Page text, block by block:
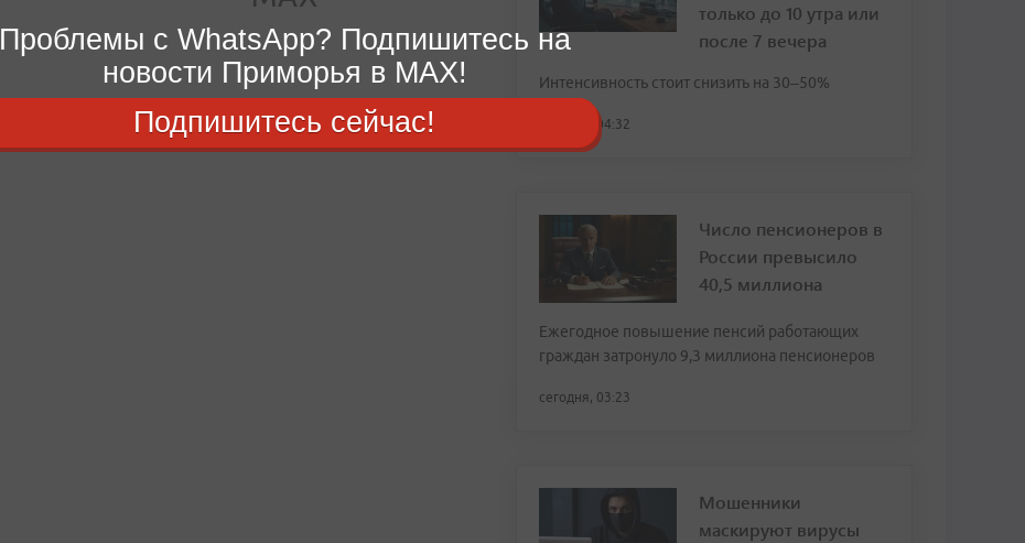
только до 10 утра или
после 7 вечера
Интенсивность стоит снизить на 30–50%
сегодня, 04:32
Число пенсионеров в
России превысило
40,5 миллиона
Ежегодное повышение пенсий работающих
граждан затронуло 9,3 миллиона пенсионеров
сегодня, 03:23
Мошенники
маскируют вирусы
Проблемы с WhatsApp? Подпишитесь на
новости Приморья в MAX!
Подпишитесь сейчас!